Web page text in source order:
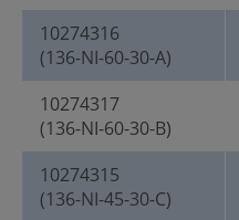
10274316
(136-NI-60-30-A)
10274317
(136-NI-60-30-B)
10274315
(136-NI-45-30-C)